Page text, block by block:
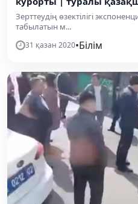
Зерттеудің өзектілігі
табылатын м...
31 қазан 2020•Білім